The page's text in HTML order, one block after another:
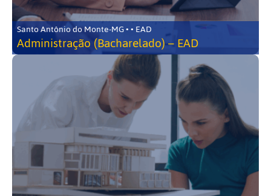
Santo Antônio do Monte-MG • • EAD
Administração (Bacharelado) – EAD